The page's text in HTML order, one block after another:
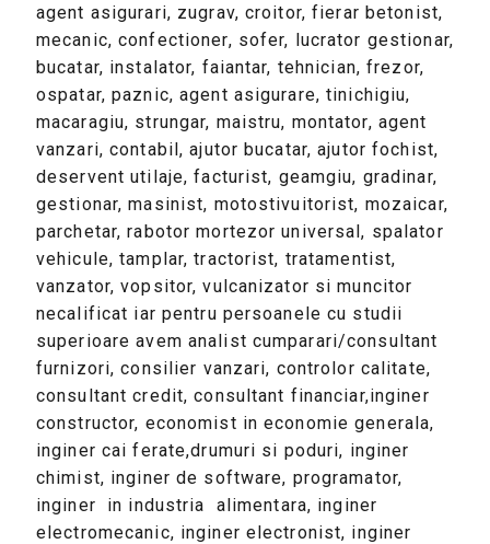
agent asigurari, zugrav, croitor, fierar betonist,
mecanic, confectioner, sofer, lucrator gestionar,
bucatar, instalator, faiantar, tehnician, frezor,
ospatar, paznic, agent asigurare, tinichigiu,
macaragiu, strungar, maistru, montator, agent
vanzari, contabil, ajutor bucatar, ajutor fochist,
deservent utilaje, facturist, geamgiu, gradinar,
gestionar, masinist, motostivuitorist, mozaicar,
parchetar, rabotor mortezor universal, spalator
vehicule, tamplar, tractorist, tratamentist,
vanzator, vopsitor, vulcanizator si muncitor
necalificat iar pentru persoanele cu studii
superioare avem analist cumparari/consultant
furnizori, consilier vanzari, controlor calitate,
consultant credit, consultant financiar,inginer
constructor, economist in economie generala,
inginer cai ferate,drumuri si poduri, inginer
chimist, inginer de software, programator,
inginer in industria alimentara, inginer
electromecanic, inginer electronist, inginer